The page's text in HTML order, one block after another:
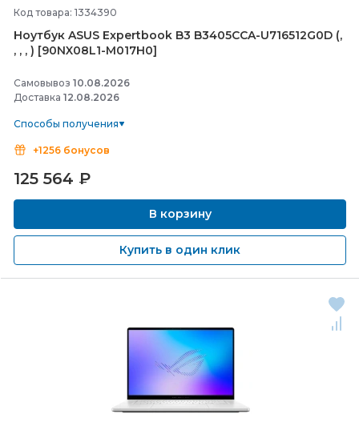
Код товара: 1334390
Ноутбук ASUS Expertbook B3 B3405CCA-U716512G0D (,
, , , ) [90NX08L1-M017H0]
Самовывоз 10.08.2026
Доставка 12.08.2026
Способы получения
+1256 бонусов
125 564 ₽
В корзину
Купить в один клик